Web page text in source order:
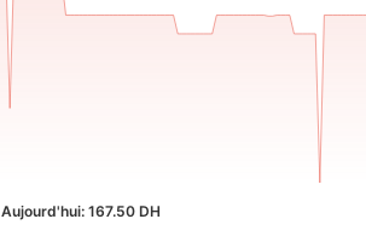
Aujourd'hui: 167.50 DH